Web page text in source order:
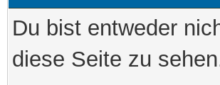
Du bist entweder
diese Seite zu